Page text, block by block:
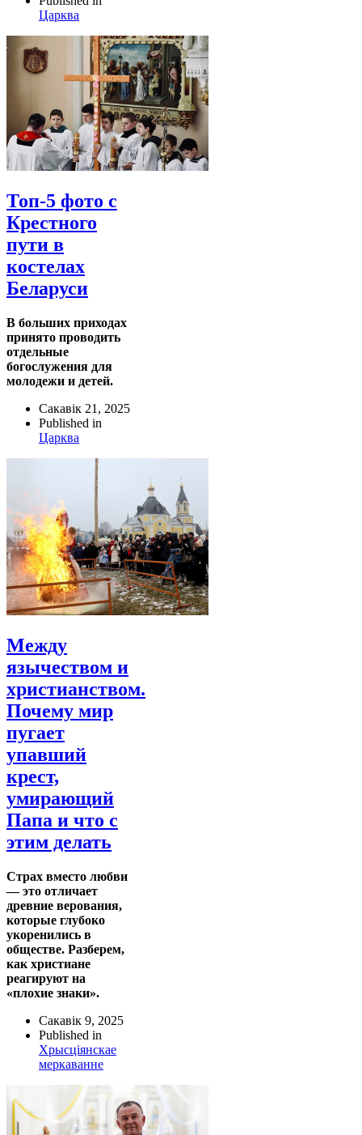
Царква
Топ-5 фото с
Крестного
пути в
костелах
Беларуси
В больших приходах
принято проводить
отдельные
богослужения для
молодежи и детей.
Сакавік 21, 2025
Published in
Царква
Между
язычеством и
христианством.
Почему мир
пугает
упавший
крест,
умирающий
Папа и что с
этим делать
Страх вместо любви
— это отличает
древние верования,
которые глубоко
укоренились в
обществе. Разберем,
как христиане
реагируют на
«плохие знаки».
Сакавік 9, 2025
Published in
Хрысціянскае
меркаванне